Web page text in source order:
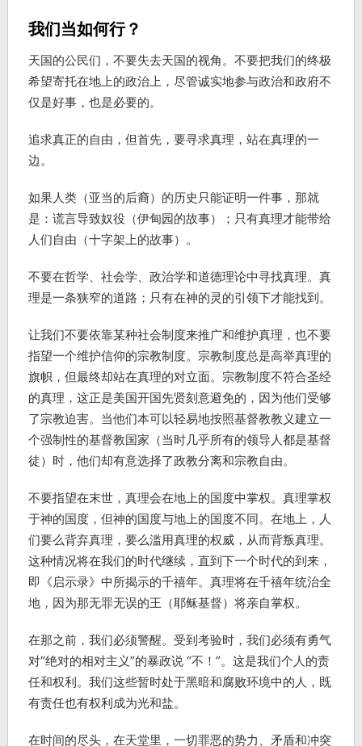
我们当如何行？
天国的公民们，不要失去天国的视角。不要把我们的终极
希望寄托在地上的政治上，尽管诚实地参与政治和政府不
仅是好事，也是必要的。
追求真正的自由，但首先，要寻求真理，站在真理的一
边。
如果人类（亚当的后裔）的历史只能证明一件事，那就
是：谎言导致奴役（伊甸园的故事）；只有真理才能带给
人们自由（十字架上的故事）。
不要在哲学、社会学、政治学和道德理论中寻找真理。真
理是一条狭窄的道路；只有在神的灵的引领下才能找到。
让我们不要依靠某种社会制度来推广和维护真理，也不要
指望一个维护信仰的宗教制度。宗教制度总是高举真理的
旗帜，但最终却站在真理的对立面。宗教制度不符合圣经
的真理，这正是美国开国先贤刻意避免的，因为他们受够
了宗教迫害。当他们本可以轻易地按照基督教教义建立一
个强制性的基督教国家（当时几乎所有的领导人都是基督
徒）时，他们却有意选择了政教分离和宗教自由。
不要指望在末世，真理会在地上的国度中掌权。真理掌权
于神的国度，但神的国度与地上的国度不同。在地上，人
们要么背弃真理，要么滥用真理的权威，从而背叛真理。
这种情况将在我们的时代继续，直到下一个时代的到来，
即《启示录》中所揭示的千禧年。真理将在千禧年统治全
地，因为那无罪无误的王（耶稣基督）将亲自掌权。
在那之前，我们必须警醒。受到考验时，我们必须有勇气
对“绝对的相对主义”的暴政说 “不！”。这是我们个人的责
任和权利。我们这些暂时处于黑暗和腐败环境中的人，既
有责任也有权利成为光和盐。
在时间的尽头，在天堂里，一切罪恶的势力、矛盾和冲突